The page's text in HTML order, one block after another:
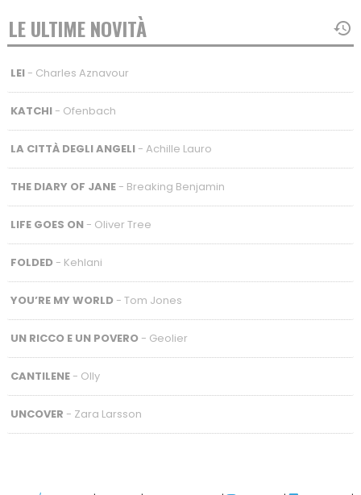
LE ULTIME NOVITÀ
LEI- Charles Aznavour
KATCHI- Ofenbach
LA CITTÀ DEGLI ANGELI- Achille Lauro
THE DIARY OF JANE- Breaking Benjamin
LIFE GOES ON- Oliver Tree
FOLDED- Kehlani
YOU’RE MY WORLD- Tom Jones
UN RICCO E UN POVERO- Geolier
CANTILENE- Olly
UNCOVER - Zara Larsson